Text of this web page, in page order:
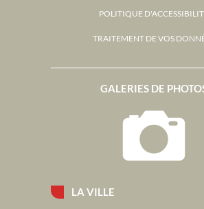
LA VILLE
GALERIES DE
POLITIQUE
TRAITEMENT DE VOS